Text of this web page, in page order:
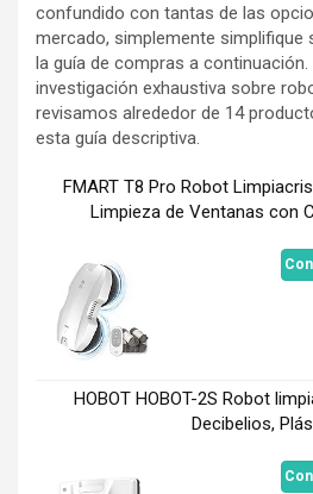
confundido con tantas de las
mercado, simplemente simplifique
la guía de compras a
investigación exhaustiva sobre
revisamos alrededor de 14
esta guía descriptiva.
FMART T8 Pro Robot
Limpieza de Ventanas con
HOBOT HOBOT-2S Robot
Decibelios,